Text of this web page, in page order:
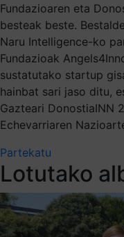
Fundazioaren eta
besteak beste.
Naru Intelligence-ko
Fundazioak
sustatutako startup
hainbat sari jaso ditu,
Gazteari DonostiaINN
Echevarriaren
Partekatu
Lotutako